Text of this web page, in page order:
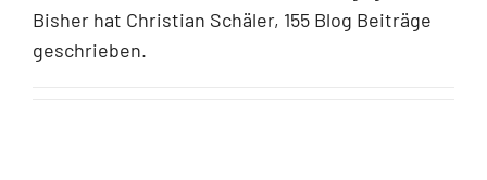
Bisher hat Christian Schäler, 155 Blog Beiträge
geschrieben.